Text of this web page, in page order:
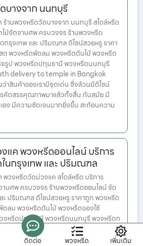
บางจาก นนทบุรี
านพวงหรีดวัดบางจาก นนทบุรี สไตล์หรีด
ม้จัดงานศพ ครบวงจร ร้านพวงหรีด
กรุงเทพ และ ปริมณฑล ดีไซน์สวยหรู ราคา
ด พวงหรีดพัดลม พวงหรีดต้นไม้ พวงหรีด
จรูป พวงหรีดปทุมธานี พวงหรีดนนทบุรี
delivery to temple in Bangkok
าสินค้าของเรามีจุดเด่น ซึ่งล้วนมีดีไซน์
รคัดสรรคุณภาพมาแล้วทั้งสิ้น ทันสมัย มี
อง มีความชัดเจนมากยิ่งขึ้น สะท้อนความ
แค พวงหรีดออนไลน์ บริการ
นกรุงเทพ และ ปริมณฑล
วงหรีดวัดม่วงแค สไตล์หรีด บริการ
นศพ ครบวงจร ร้านพวงหรีดออนไลน์ จัด
ะ ปริมณฑล ดีไซน์สวยหรู ราคาถูก พวงหรีด
ลม พวงหรีดต้นไม้ พวงหรีดของใช้
งหรีดปทุมธานี พวงหรีดนนทบุรี พวงหรีดก
to temple in Bangkok Thailand
ติดต่อ พวงหรีด เพิ่มเติม